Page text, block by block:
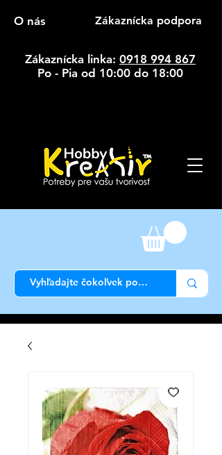
O nás Zákaznícka podpora
Zákaznícka linka: 0918 994 867
Po - Pia od 10:00 do 18:00